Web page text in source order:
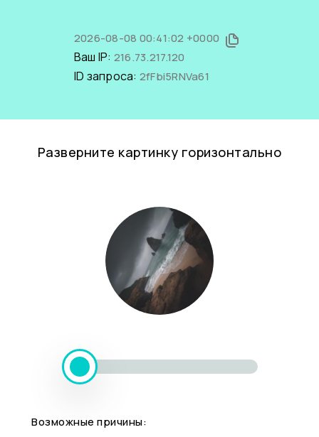
2026-08-08 00:41:02 +0000
Ваш IP: 216.73.217.120
ID запроса: 2fFbi5RNVa61
Разверните картинку горизонтально
Возможные причины: